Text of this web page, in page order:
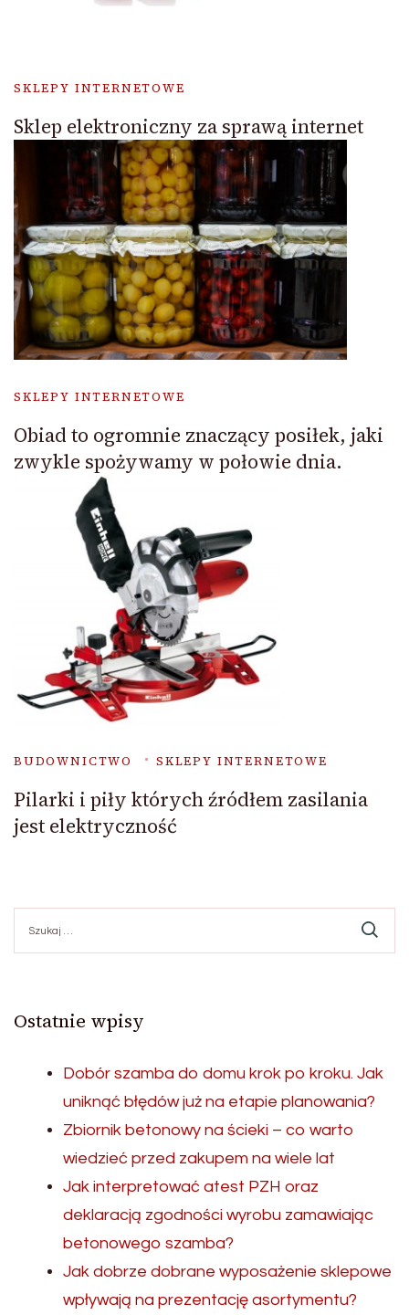
SKLEPY INTERNETOWE
Sklep elektroniczny za sprawą internet
SKLEPY INTERNETOWE
Obiad to ogromnie znaczący posiłek, jaki
zwykle spożywamy w połowie dnia.
BUDOWNICTWO SKLEPY INTERNETOWE
Pilarki i piły których źródłem zasilania
jest elektryczność
Ostatnie wpisy
Dobór szamba do domu krok po kroku. Jak
uniknąć błędów już na etapie planowania?
Zbiornik betonowy na ścieki – co warto
wiedzieć przed zakupem na wiele lat
Jak interpretować atest PZH oraz
deklaracją zgodności wyrobu zamawiając
betonowego szamba?
Jak dobrze dobrane wyposażenie sklepowe
wpływają na prezentację asortymentu?